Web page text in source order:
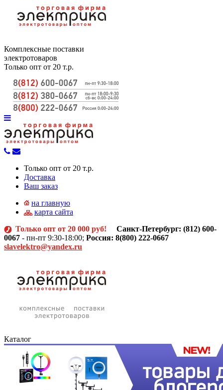
Комплексные поставки
электротоваров
Только опт от 20 т.р.
Только опт от 20 т.р.
Доставка
Ваш заказ
на главную
карта сайта
Только опт от 20 000 руб! Санкт-Петербург: (812) 600-
0067 - пн-пт 9:30-18:00; Россия: 8(800) 222-0667
slavelektro@yandex.ru
Каталог